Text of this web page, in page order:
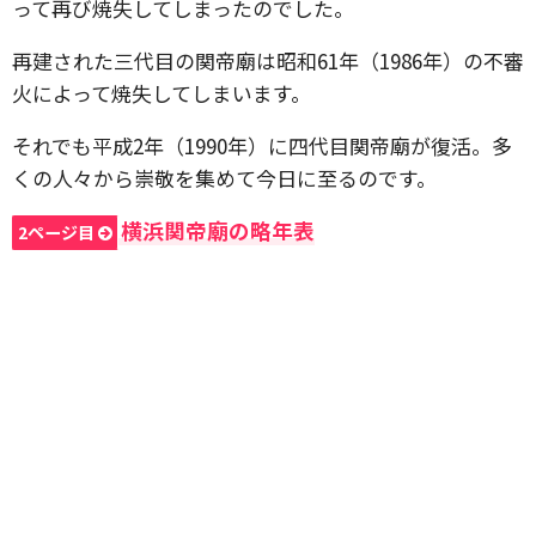
って再び焼失してしまったのでした。
再建された三代目の関帝廟は昭和61年（1986年）の不審
火によって焼失してしまいます。
それでも平成2年（1990年）に四代目関帝廟が復活。多
くの人々から崇敬を集めて今日に至るのです。
2ページ目 横浜関帝廟の略年表